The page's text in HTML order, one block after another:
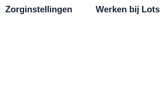
Zorginstellingen Werken bij Lots